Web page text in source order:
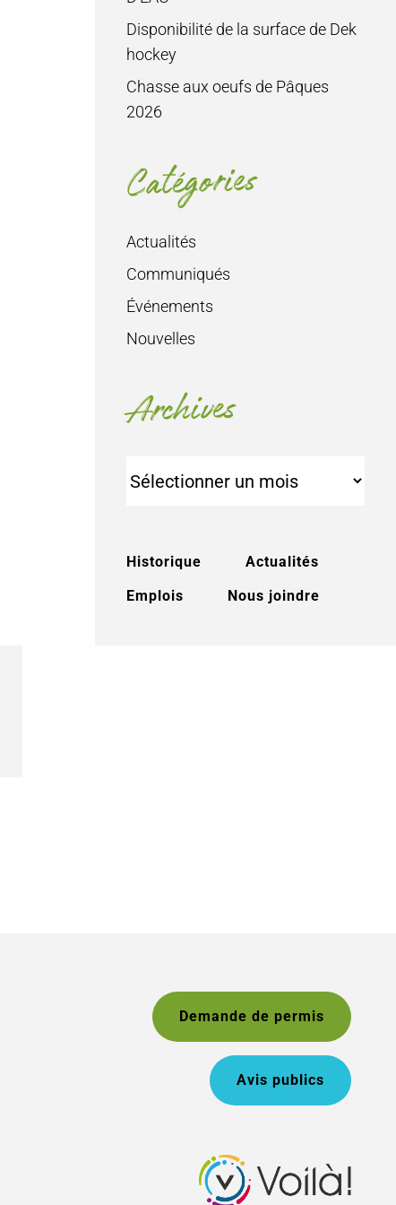
Disponibilité de la surface de Dek
hockey
Chasse aux oeufs de Pâques
2026
Catégories
Actualités
Communiqués
Événements
Nouvelles
Archives
Historique
Actualités
Emplois
Nous joindre
Demande de permis
Avis publics